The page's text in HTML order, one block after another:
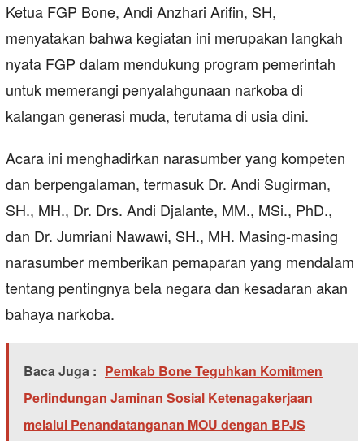
Ketua FGP Bone, Andi Anzhari Arifin, SH,
menyatakan bahwa kegiatan ini merupakan langkah
nyata FGP dalam mendukung program pemerintah
untuk memerangi penyalahgunaan narkoba di
kalangan generasi muda, terutama di usia dini.
Acara ini menghadirkan narasumber yang kompeten
dan berpengalaman, termasuk Dr. Andi Sugirman,
SH., MH., Dr. Drs. Andi Djalante, MM., MSi., PhD.,
dan Dr. Jumriani Nawawi, SH., MH. Masing-masing
narasumber memberikan pemaparan yang mendalam
tentang pentingnya bela negara dan kesadaran akan
bahaya narkoba.
Baca Juga : Pemkab Bone Teguhkan Komitmen
Perlindungan Jaminan Sosial Ketenagakerjaan
melalui Penandatanganan MOU dengan BPJS